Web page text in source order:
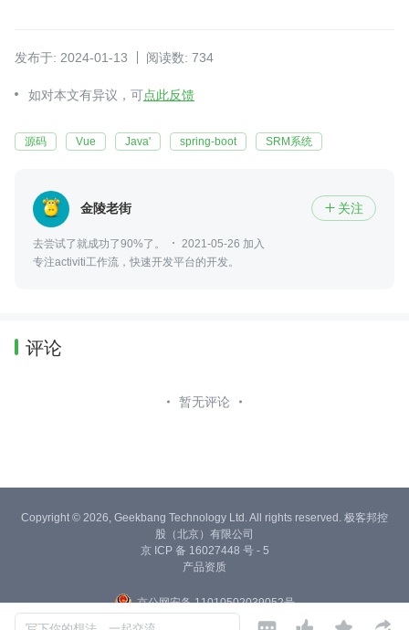
发布于: 2024-01-13 阅读数: 734
如对本文有异议，可点此反馈
源码 Vue Java' spring-boot SRM系统
金陵老街  关注
去尝试了就成功了90%了。
2021-05-26 加入
专注activiti工作流，快速开发平台的开发。
评论
暂无评论
Copyright © 2026, Geekbang Technology Ltd. All rights reserved. 极客邦控
股（北京）有限公司
京 ICP 备 16027448 号 - 5
产品资质
京公网安备 11010502039052号